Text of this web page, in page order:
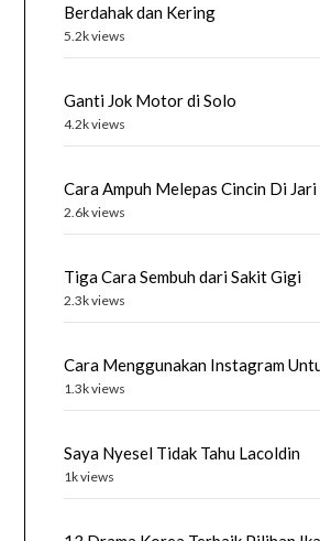
Berdahak dan Kering
5.2k views
Ganti Jok Motor di Solo
4.2k views
Cara Ampuh Melepas Cincin Di
2.6k views
Tiga Cara Sembuh dari Sakit Gigi
2.3k views
Cara Menggunakan Instagram
1.3k views
Saya Nyesel Tidak Tahu Lacoldin
1k views